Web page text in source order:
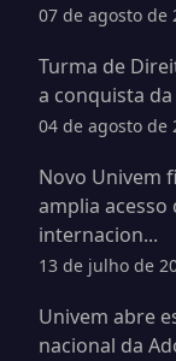
07 de agosto de
Turma de
a conquista
04 de agosto de
Novo Univem
amplia
internacion...
13 de julho de
Univem abre
nacional da